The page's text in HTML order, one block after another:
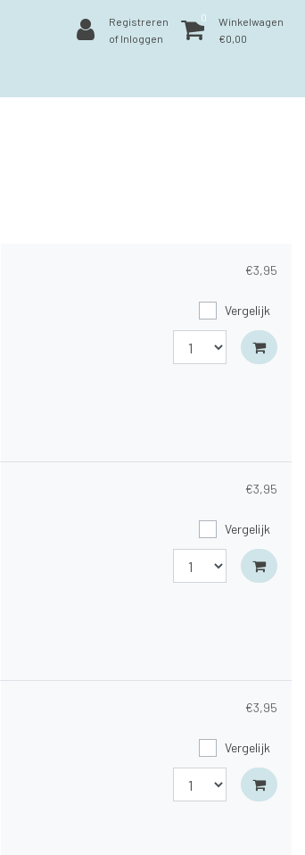
Registreren
of Inloggen
0
Winkelwagen
€0,00
€3,95
Vergelijk
€3,95
Vergelijk
€3,95
Vergelijk